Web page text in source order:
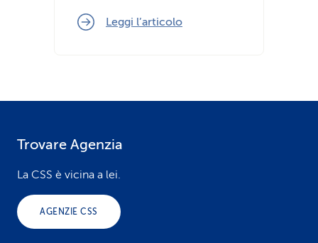
Leggi l’articolo
Trovare Agenzia
La CSS è vicina a lei.
AGENZIE CSS